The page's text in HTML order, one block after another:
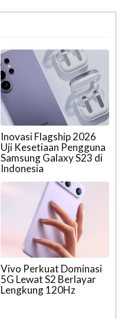
Inovasi Flagship 2026
Uji Kesetiaan Pengguna
Samsung Galaxy S23 di
Indonesia
Vivo Perkuat Dominasi
5G Lewat S2 Berlayar
Lengkung 120Hz